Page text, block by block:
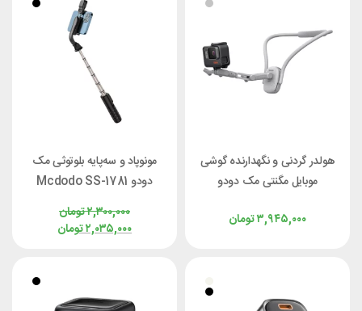
هولدر گردنی و نگهدارنده گوشی
موبایل مگنتی مک دودو
تومان۳,۹۴۵,۰۰۰
مونوپاد و سه‌پایه بلوتوثی مک
دودو Mcdodo SS-1781
تومان۲,۳۰۰,۰۰۰
تومان۲,۰۳۵,۰۰۰